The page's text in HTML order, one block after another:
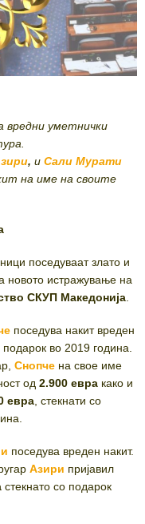
вредни уметнички
, и Сали Мурати
на име на своите
поседуваат злато и
новото истражување на
СКУП Македонија
поседува накит вреден
подарок во 2019 година.
Снопче на свое име
од 2.900 евра како и
евра , стекнати со
поседува вреден накит.
Азири пријавил
стекнато со подарок